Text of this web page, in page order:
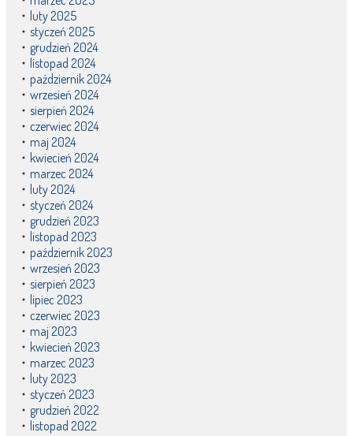
luty 2025
styczeń 2025
grudzień 2024
listopad 2024
październik 2024
wrzesień 2024
sierpień 2024
czerwiec 2024
maj 2024
kwiecień 2024
marzec 2024
luty 2024
styczeń 2024
grudzień 2023
listopad 2023
październik 2023
wrzesień 2023
sierpień 2023
lipiec 2023
czerwiec 2023
maj 2023
kwiecień 2023
marzec 2023
luty 2023
styczeń 2023
grudzień 2022
listopad 2022